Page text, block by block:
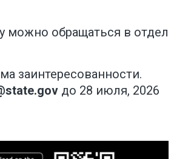
можно обращаться в отдел
заинтересованности.
до 28 июля, 2026